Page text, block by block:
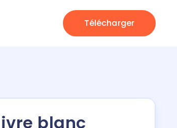
Télécharger
blanc